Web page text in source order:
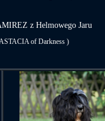
z Helmowego Jaru
of Darkness )